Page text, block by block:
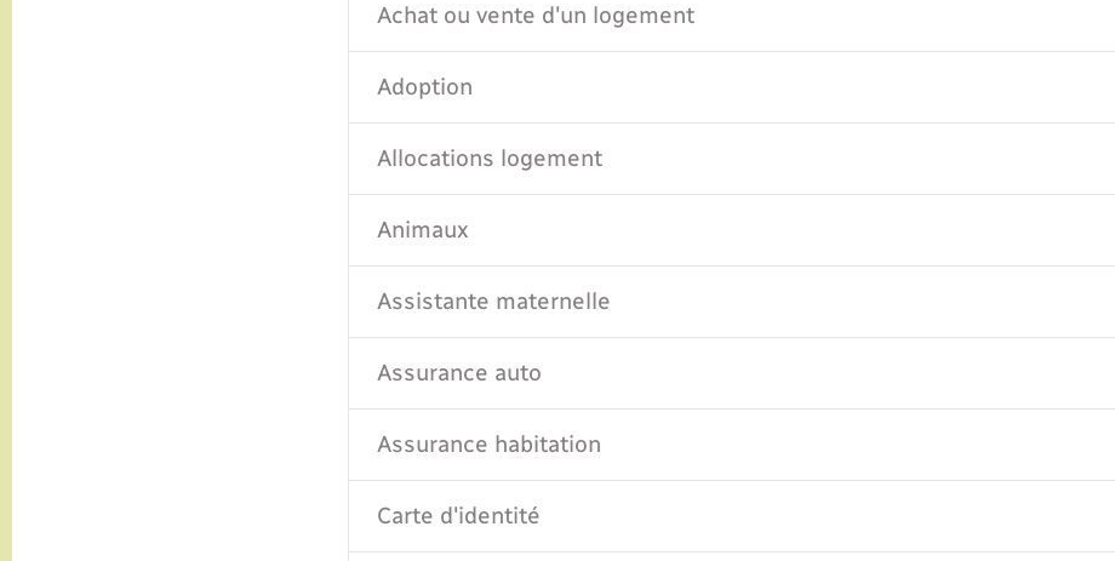
Achat ou vente d'un logement
Adoption
Allocations logement
Animaux
Assistante maternelle
Assurance auto
Assurance habitation
Carte d'identité